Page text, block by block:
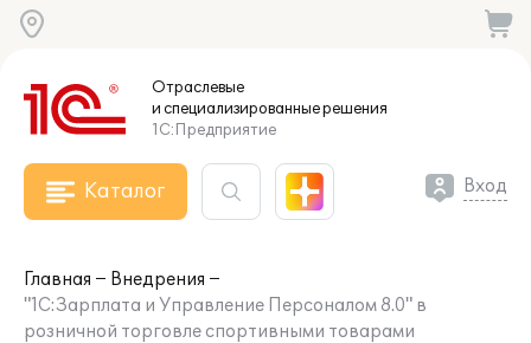
Отраслевые
и специализированныерешения
1С:Предприятие
Каталог Вход
Главная
Внедрения
"1С:Зарплата и Управление Персоналом 8.0" в
розничной торговле спортивными товарами